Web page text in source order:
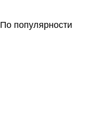
По популярности